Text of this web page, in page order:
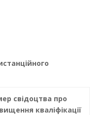
свідоцтва про
кваліфікації